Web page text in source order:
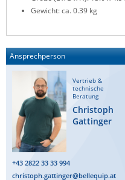
News zu unseren
Gewicht: ca. 0.39 kg
Ansprechperson
Vertrieb &
technische
Beratung
Christoph
Gattinger
+43 2822 33 33 994
christoph.gattinger@bellequip.at